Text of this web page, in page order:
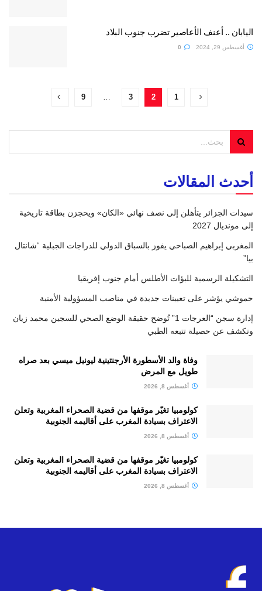
اليابان .. أعنف الأعاصير تضرب جنوب البلاد
أغسطس 29, 2024
1
2
3
…
9
أحدث المقالات
سيدات الجزائر يتأهلن إلى نصف نهائي «الكان» ويحجزن بطاقة تاريخية
إلى مونديال 2027
المغربي إبراهيم الصباحي يفوز بالسباق الدولي للدراجات الجبلية “شانتال
بيا”
التشكيلة الرسمية للبؤات الأطلس أمام جنوب إفريقيا
حموشي يؤشر على تعيينات جديدة في مناصب المسؤولية الأمنية
إدارة سجن “العرجات 1” تُوضح حقيقة الوضع الصحي للسجين محمد زيان
وتكشف عن حصيلة تتبعه الطبي
وفاة والد الأسطورة الأرجنتينية ليونيل ميسي بعد صراه
طويل مع المرض
أغسطس 8, 2026
كولومبيا تغيّر موقفها من قضية الصحراء المغربية وتعلن
الاعتراف بسيادة المغرب على أقاليمه الجنوبية
أغسطس 8, 2026
كولومبيا تغيّر موقفها من قضية الصحراء المغربية وتعلن
الاعتراف بسيادة المغرب على أقاليمه الجنوبية
أغسطس 8, 2026